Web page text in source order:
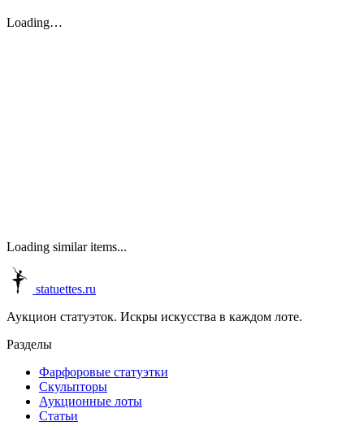
Loading…
Loading similar items...
statuettes.ru
Аукцион статуэток. Искры искусства в каждом лоте.
Разделы
Фарфоровые статуэтки
Скульпторы
Аукционные лоты
Статьи